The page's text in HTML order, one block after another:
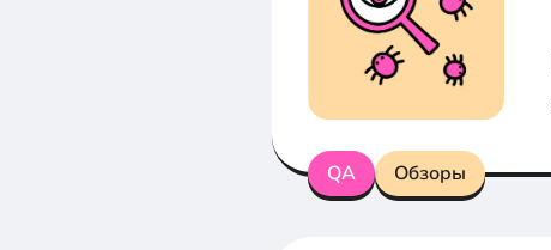
QA Обзоры